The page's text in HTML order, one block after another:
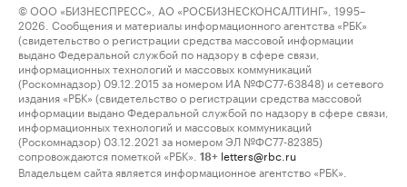
© ООО «БИЗНЕСПРЕСС», АО «РОСБИЗНЕСКОНСАЛТИНГ», 1995–
2026. Сообщения и материалы информационного агентства «РБК»
(свидетельство о регистрации средства массовой информации
выдано Федеральной службой по надзору в сфере связи,
информационных технологий и массовых коммуникаций
(Роскомнадзор) 09.12.2015 за номером ИА №ФС77-63848) и сетевого
издания «РБК» (свидетельство о регистрации средства массовой
информации выдано Федеральной службой по надзору в сфере связи,
информационных технологий и массовых коммуникаций
(Роскомнадзор) 03.12.2021 за номером ЭЛ №ФС77-82385)
сопровождаются пометкой «РБК».
18+ letters@rbc.ru
Владельцем сайта является информационное агентство «РБК».